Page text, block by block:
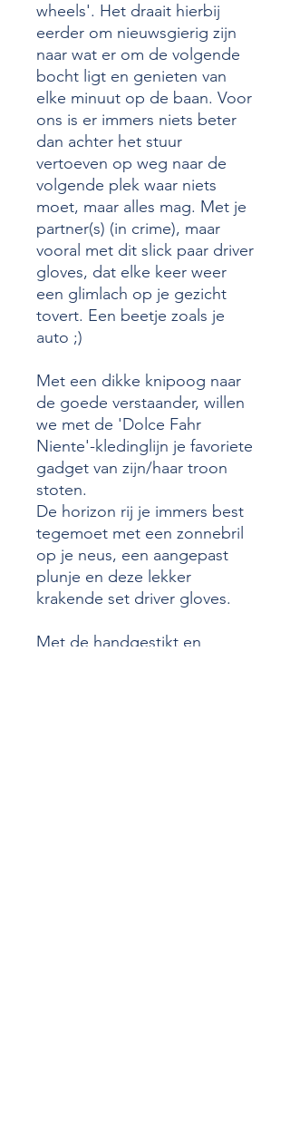
wheels'. Het draait hierbij
eerder om nieuwsgierig zijn
naar wat er om de volgende
bocht ligt en genieten van
elke minuut op de baan. Voor
ons is er immers niets beter
dan achter het stuur
vertoeven op weg naar de
volgende plek waar niets
moet, maar alles mag. Met je
partner(s) (in crime), maar
vooral met dit slick paar driver
gloves, dat elke keer weer
een glimlach op je gezicht
tovert. Een beetje zoals je
auto ;)
Met een dikke knipoog naar
de goede verstaander, willen
we met de 'Dolce Fahr
Niente'-kledinglijn je favoriete
gadget van zijn/haar troon
stoten.
De horizon rij je immers best
tegemoet met een zonnebril
op je neus, een aangepast
plunje en deze lekker
krakende set driver gloves.
Met de handgestikt en